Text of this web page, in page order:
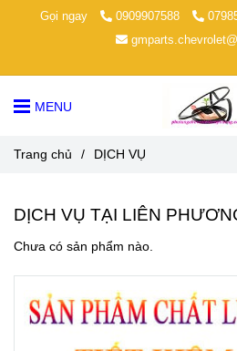
Gọi ngay 0909907588
MENU
Trang chủ / DỊCH VỤ
DỊCH VỤ TẠI LIÊN
Chưa có sản phẩm nào.